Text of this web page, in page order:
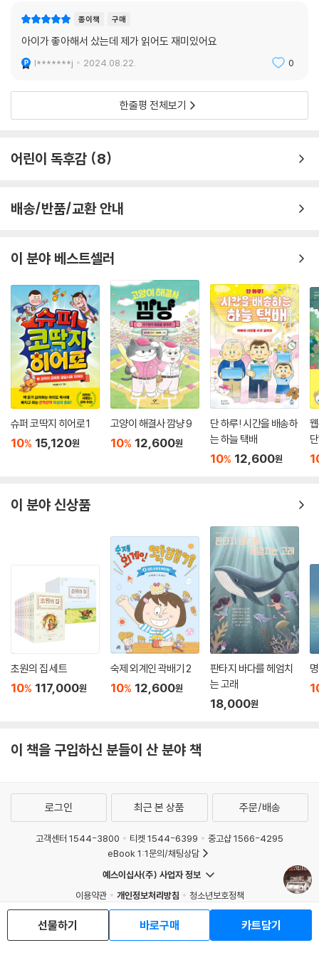
종이책 구매
아이가 좋아해서 샀는데 제가 읽어도 재미있어요
l*******j 2024.08.22. 0
한줄평 전체보기
어린이 독후감 8
배송/반품/교환 안내
이 분야 베스트셀러
슈퍼 코딱지 히어로 1
10% 15,120원
고양이 해결사 깜냥 9
10% 12,600원
단 하루! 시간을 배송하
는 하늘 택배
10% 12,600원
이 분야 신상품
초원의 집 세트
10% 117,000원
숙제 외계인 곽배기 2
10% 12,600원
판타지 바다를 헤엄치
는 고래
18,000원
이 책을 구입하신 분들이 산 분야 책
선물하기 바로구매 카트담기
로그인 최근 본 상품 주문/배송
고객센터 1544-3800 티켓 1544-6399
중고샵 1566-4295
eBook 1:1문의/채팅상담
예스이십사(주) 사업자 정보
이용약관
개인정보처리방침
청소년보호정책
PC버전
회사소개
거래처관계자께
도서홍보
광고